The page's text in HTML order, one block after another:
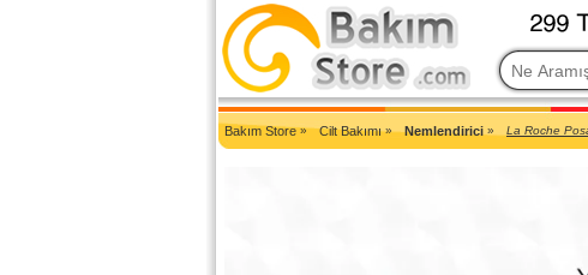
2007'den Beri Türkiye'nin En Güncel Bakım Ürünleri Eczane Sitesi
Bakım Store» Cilt Bakımı» Nemlendirici » La Roche